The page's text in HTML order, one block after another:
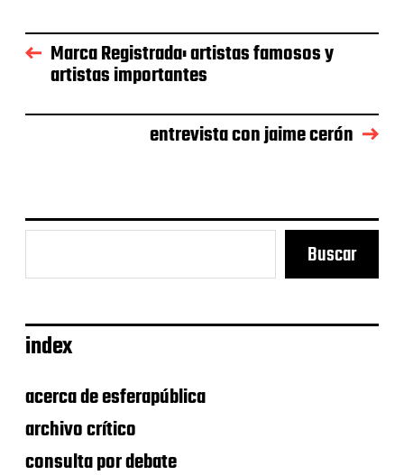
a
d
a
d
a
Marca Registrada: artistas famosos y
artistas importantes
entrevista con jaime cerón
Buscar
index
acerca de esferapública
archivo crítico
consulta por debate